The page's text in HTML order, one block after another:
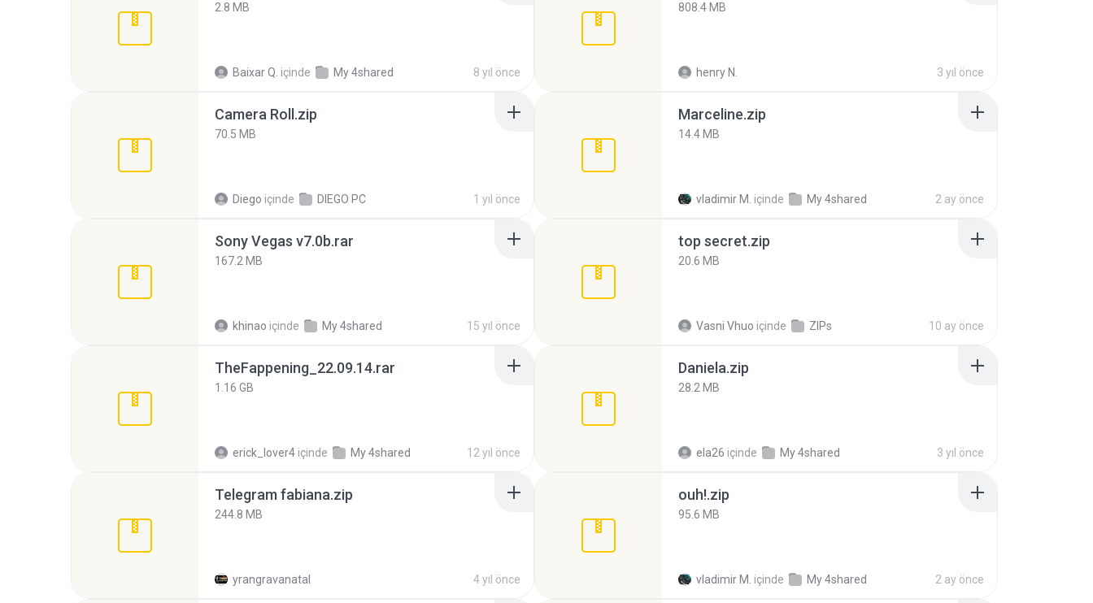
2.8 MB
Baixar Q. içinde My 4shared 8 yıl önce
808.4 MB
henry N. 3 yıl önce
Camera Roll.zip
70.5 MB
Diego içinde DIEGO PC 1 yıl önce
Marceline.zip
14.4 MB
vladimir M. içinde My 4shared 2 ay önce
Sony Vegas v7.0b.rar
167.2 MB
khinao içinde My 4shared 15 yıl önce
top secret.zip
20.6 MB
Vasni Vhuo içinde ZIPs 10 ay önce
TheFappening_22.09.14.rar
1.16 GB
erick_lover4 içinde My 4shared 12 yıl önce
Daniela.zip
28.2 MB
ela26 içinde My 4shared 3 yıl önce
Telegram fabiana.zip
244.8 MB
yrangravanatal 4 yıl önce
ouh!.zip
95.6 MB
vladimir M. içinde My 4shared 2 ay önce